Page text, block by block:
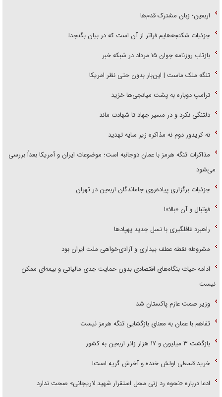
اربعین؛ زبان مشترک قدم‌ها
جزئیات شکنجه‌هایم فراتر از آن است که در بیان بگنجد!
بازتاب روزنامه جوان ۱۵ مرداد در شبکه خبر
تنگه ملک ماست | این‌بار بدون حتی نظر امریکا
ترامپ دوباره به پشت میانجی‌ها خزید
دلتنگی نکرد و در مسیر جهاد تا شهادت ماند
نه کریدور دوم نه مذاکره زیر سایه تهدید
مذاکرات تنگه هرمز با عمان دوجانبه است؛ موضوعات ایران و آمریکا بعداً بررسی
می‌شود
جزئیات برگزاری پیاده‌روی جاماندگان اربعین در تهران
فوتبال و آن «بالا»!
راهبرد غافلگیری با نسل جدید پهپاد‌ها
مشروطه نقطه عطف بیداری و آزادی‌خواهی ملت ایران بود
ادامه حیات بنگاه‌های اقتصادی بدون حمایت جدی مالیاتی و بیمه‌ای ممکن
نیست
وزیر صمت عازم پاکستان شد
تفاهم با عمان به معنای بازگشایی تنگه هرمز نیست
بازگشت ۳ میلیون و ۱۷ هزار زائر اربعین به کشور
خرید قسطی اولش خنده و آخرش گریه است!
ادعا درباره «نحوه رد زنی محل استقرار شهید لاریجانی» صحت ندارد